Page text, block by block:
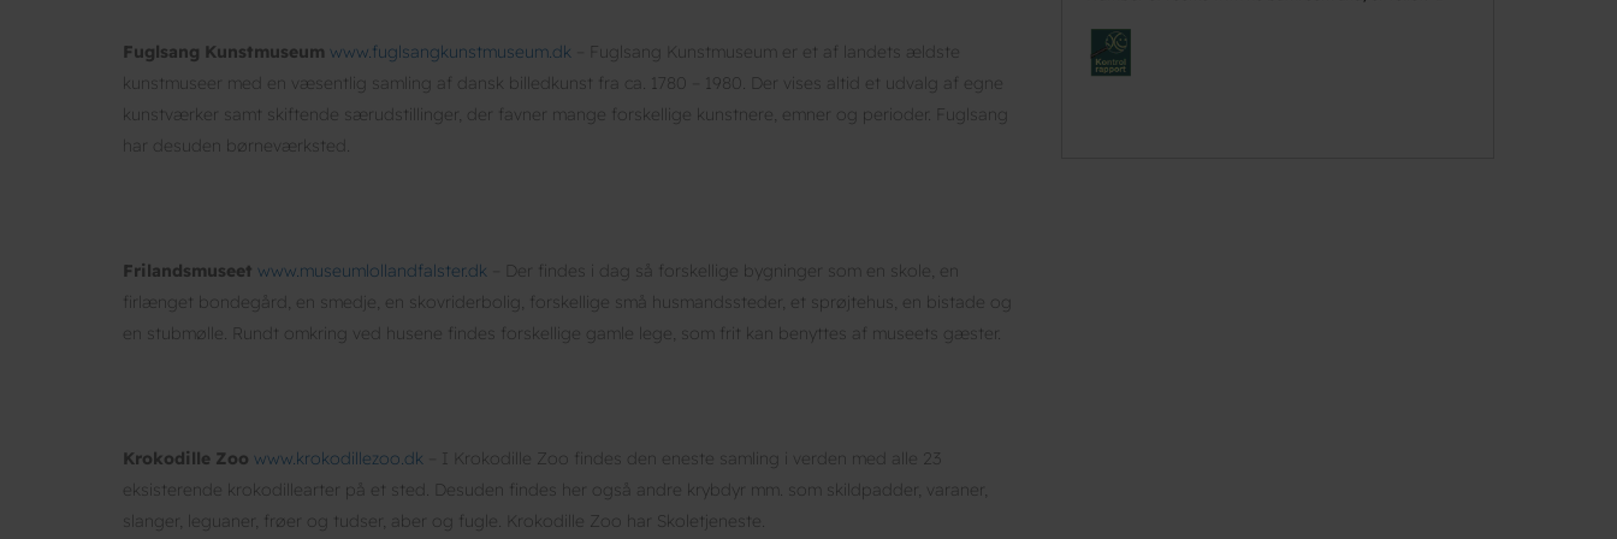
Fuglsang Kunstmuseum www.fuglsangkunstmuseum.dk – Fuglsang Kunstmuseum er et af landets ældste
kunstmuseer med en væsentlig samling af dansk billedkunst fra ca. 1780 – 1980. Der vises altid et udvalg af egne
kunstværker samt skiftende særudstillinger, der favner mange forskellige kunstnere, emner og perioder. Fuglsang
har desuden børneværksted.
Frilandsmuseet www.museumlollandfalster.dk – Der findes i dag så forskellige bygninger som en skole, en
firlænget bondegård, en smedje, en skovriderbolig, forskellige små husmandssteder, et sprøjtehus, en bistade og
en stubmølle. Rundt omkring ved husene findes forskellige gamle lege, som frit kan benyttes af museets gæster.
Krokodille Zoo www.krokodillezoo.dk – I Krokodille Zoo findes den eneste samling i verden med alle 23
eksisterende krokodillearter på et sted. Desuden findes her også andre krybdyr mm. som skildpadder, varaner,
slanger, leguaner, frøer og tudser, aber og fugle. Krokodille Zoo har Skoletjeneste.